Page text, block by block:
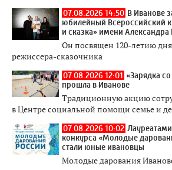
07.08.2026 14:50 В Иванове
юбилейный Всероссийский
и сказка» имени Александра
Он посвящен 120-летию
режиссера-сказочника
07.08.2026 12:01 «Зарядка
прошла в Иванове
Традиционную акцию
в Центре социальной помощи семье и
07.08.2026 10:02
конкурса «Молодые
стали юные ивановцы
Молодые дарования